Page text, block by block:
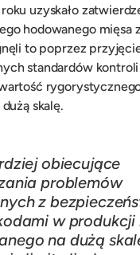
uzyskało
hodowanego mięsa
to poprzez
standardów kontroli
skalę.
obiecujące
problemów
z
w produkcji
na dużą